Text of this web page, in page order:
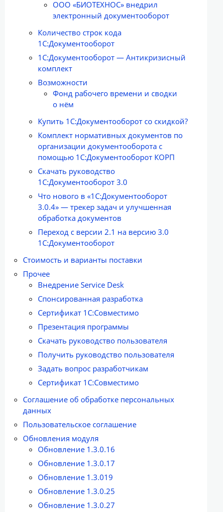
ООО «БИОТЕХНОС» внедрил
электронный документооборот
Количество строк кода
1С:Документооборот
1С:Документооборот — Антикризисный
комплект
Возможности
Фонд рабочего времени и сводки
о нём
Купить 1С:Документооборот со скидкой?
Комплект нормативных документов по
организации документооборота с
помощью 1С:Документооборот КОРП
Скачать руководство
1С:Документооборот 3.0
Что нового в «1C:Документооборот
3.0.4» — трекер задач и улучшенная
обработка документов
Переход с версии 2.1 на версию 3.0
1С:Документооборот
Стоимость и варианты поставки
Прочее
Внедрение Service Desk
Спонсированная разработка
Сертификат 1С:Совместимо
Презентация программы
Скачать руководство пользователя
Получить руководство пользователя
Задать вопрос разработчикам
Сертификат 1С:Совместимо
Соглашение об обработке персональных
данных
Пользовательское соглашение
Обновления модуля
Обновление 1.3.0.16
Обновление 1.3.0.17
Обновление 1.3.019
Обновление 1.3.0.25
Обновление 1.3.0.27